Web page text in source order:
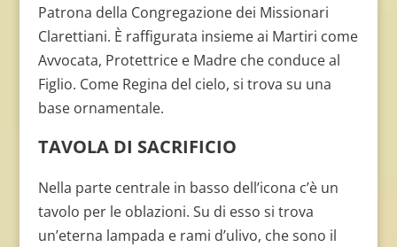
Patrona della Congregazione dei Missionari
Clarettiani. È raffigurata insieme ai Martiri come
Avvocata, Protettrice e Madre che conduce al
Figlio. Come Regina del cielo, si trova su una
base ornamentale.
TAVOLA DI SACRIFICIO
Nella parte centrale in basso dell’icona c’è un
tavolo per le oblazioni. Su di esso si trova
un’eterna lampada e rami d’ulivo, che sono il